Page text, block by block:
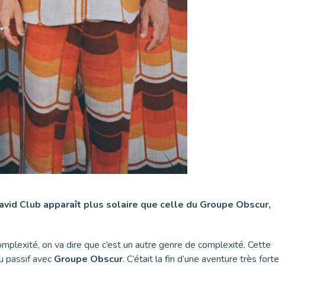
Club apparaît plus solaire que celle du Groupe Obscur,
on va dire que c’est un autre genre de complexité. Cette
passif avec Groupe Obscur. C’était la fin d’une aventure très forte